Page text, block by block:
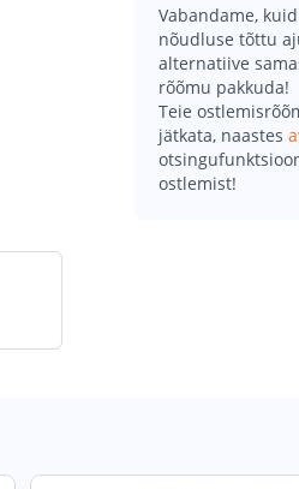
Vabandame,
nõudluse tõttu
alternatiive
rõõmu pakkuda!
Teie
jätkata, naastes
ostlemist!